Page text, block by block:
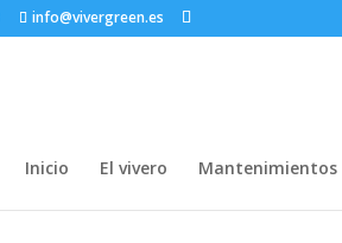
info@vivergreen.es
Inicio El vivero Mantenimientos